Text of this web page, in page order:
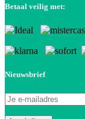
Betaal veilig met:
Nieuwsbrief